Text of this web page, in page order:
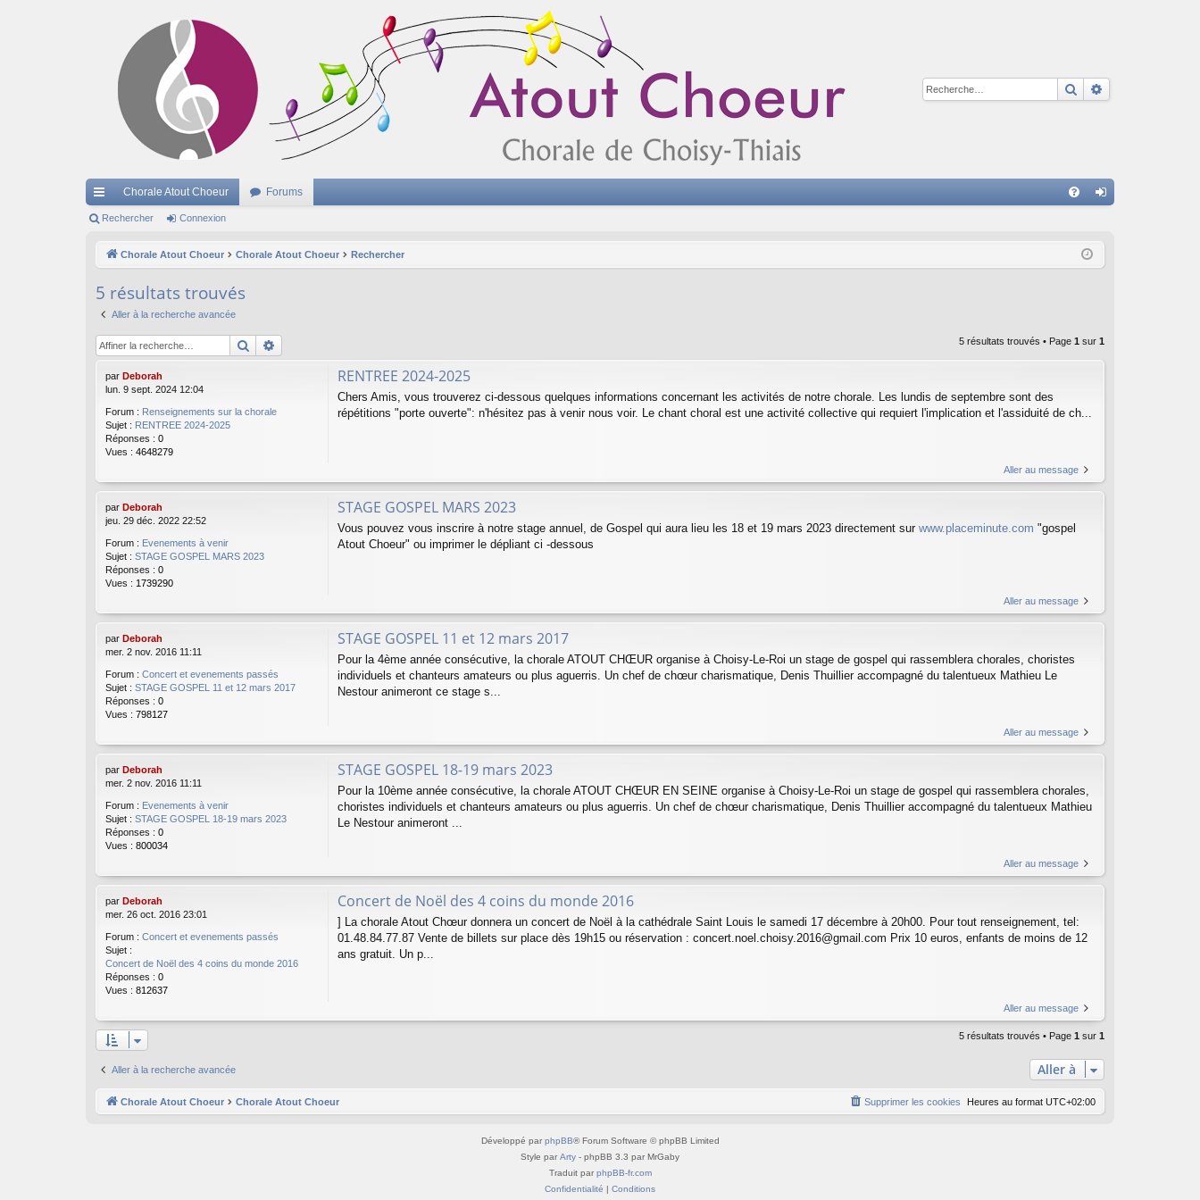
Rechercher
cc
pi
Chorale Atout Choeur Forums
ne
Rechercher Connexion
Chorale Atout Choeur Chorale Atout Choeur Rechercher
5 résultats trouvés
Aller à la recherche avancée
Rechercher 5 résultats trouvés • Page 1 sur 1
par Deborah
lun. 9 sept. 2024 12:04
Forum : Renseignements sur la chorale
Sujet : RENTREE 2024-2025
Réponses : 0
Vues : 4648279
RENTREE 2024-2025
Chers Amis, vous trouverez ci-dessous quelques informations concernant les activités de notre chorale. Les lundis de septembre sont des
répétitions "porte ouverte": n'hésitez pas à venir nous voir. Le chant choral est une activité collective qui requiert l'implication et l'assiduité de ch...
Aller au message
par Deborah
jeu. 29 déc. 2022 22:52
Forum : Evenements à venir
Sujet : STAGE GOSPEL MARS 2023
Réponses : 0
Vues : 1739290
STAGE GOSPEL MARS 2023
Vous pouvez vous inscrire à notre stage annuel, de Gospel qui aura lieu les 18 et 19 mars 2023 directement sur www.placeminute.com "gospel
Atout Choeur" ou imprimer le dépliant ci -dessous
Aller au message
par Deborah
mer. 2 nov. 2016 11:11
Forum : Concert et evenements passés
Sujet : STAGE GOSPEL 11 et 12 mars 2017
Réponses : 0
Vues : 798127
STAGE GOSPEL 11 et 12 mars 2017
Pour la 4ème année consécutive, la chorale ATOUT CHŒUR organise à Choisy-Le-Roi un stage de gospel qui rassemblera chorales, choristes
individuels et chanteurs amateurs ou plus aguerris. Un chef de chœur charismatique, Denis Thuillier accompagné du talentueux Mathieu Le
Nestour animeront ce stage s...
Aller au message
par Deborah
mer. 2 nov. 2016 11:11
Forum : Evenements à venir
Sujet : STAGE GOSPEL 18-19 mars 2023
Réponses : 0
Vues : 800034
STAGE GOSPEL 18-19 mars 2023
Pour la 10ème année consécutive, la chorale ATOUT CHŒUR EN SEINE organise à Choisy-Le-Roi un stage de gospel qui rassemblera chorales,
choristes individuels et chanteurs amateurs ou plus aguerris. Un chef de chœur charismatique, Denis Thuillier accompagné du talentueux Mathieu
Le Nestour animeront ...
Aller au message
par Deborah
mer. 26 oct. 2016 23:01
Forum : Concert et evenements passés
Sujet :
Concert de Noël des 4 coins du monde 2016
Réponses : 0
Vues : 812637
Concert de Noël des 4 coins du monde 2016
] La chorale Atout Chœur donnera un concert de Noël à la cathédrale Saint Louis le samedi 17 décembre à 20h00. Pour tout renseignement, tel:
01.48.84.77.87 Vente de billets sur place dès 19h15 ou réservation : concert.noel.choisy.2016@gmail.com Prix 10 euros, enfants de moins de 12
ans gratuit. Un p...
Aller au message
5 résultats trouvés • Page 1 sur 1
Aller à la recherche avancée Aller à
Chorale Atout Choeur Chorale Atout Choeur Heures au format UTC+02:00
Supprimer les cookies
Développé par phpBB® Forum Software © phpBB Limited
Style par Arty - phpBB 3.3 par MrGaby
Traduit par phpBB-fr.com
Confidentialité
Conditions